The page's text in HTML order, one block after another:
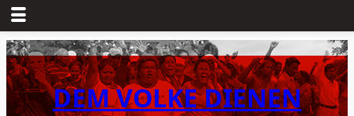
Zum
Inhalt
springenDEM VOLKE DIENEN